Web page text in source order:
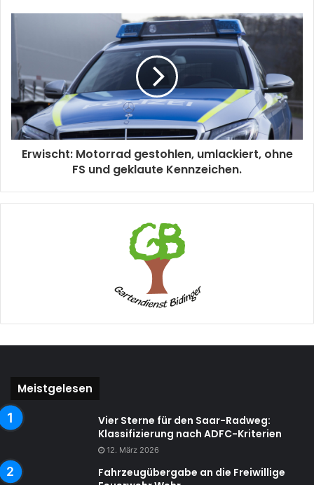
Erwischt: Motorrad gestohlen, umlackiert, ohne
FS und geklaute Kennzeichen.
Meistgelesen
Vier Sterne für den Saar-Radweg:
Klassifizierung nach ADFC-Kriterien
12. März 2026
Fahrzeugübergabe an die Freiwillige